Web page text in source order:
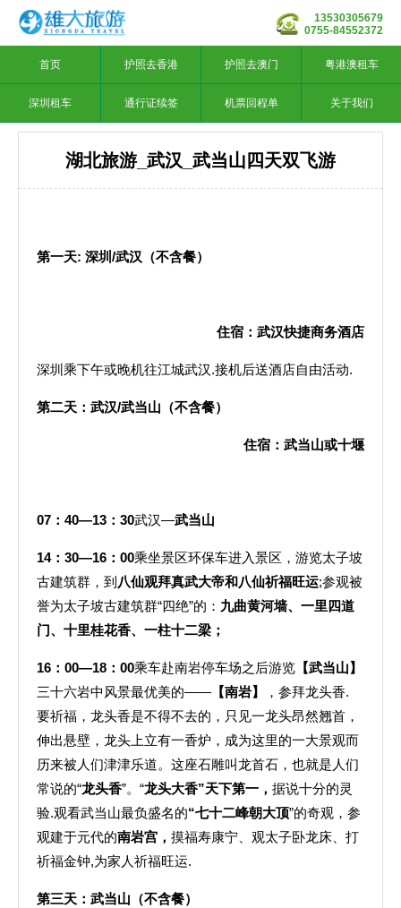
13530305679
0755-84552372
首页 护照去香港 护照去澳门 粤港澳租车
深圳租车 通行证续签 机票回程单 关于我们
湖北旅游_武汉_武当山四天双飞游
第一天: 深圳 /武汉（不含餐）
住宿：武汉快捷商务酒店
深圳乘下午或晚机往江城武汉.接机后送酒店自由活动.
第二天：武汉/武当山（不含餐）
住宿：武当山或十堰
07 ： 40—13 ： 30武汉—武当山
14： 30—16 ： 00乘坐景区环保车进入景区，游览太子坡
古建筑群，到 八仙观拜真武大帝和八仙祈福旺运;参观被
誉为太子坡古建筑群“四绝”的： 九曲黄河墙、一里四道
门、十里桂花香、一柱十二梁；
16 ： 00—18 ： 00乘车赴南岩停车场之后游览 【武当山】
三十六岩中风景最优美的—— 【南岩】
，参拜龙头香.
要祈福，龙头香是不得不去的，只见一龙头昂然翘首，
伸出悬壁，龙头上立有一香炉，成为这里的一大景观而
历来被人们津津乐道。这座石雕叫龙首石，也就是人们
常说的“龙头香”。“龙头大香”天下第一， 据说十分的灵
验.观看武当山最负盛名的“七十二峰朝大顶”的奇观，参
观建于元代的南岩宫， 摸福寿康宁、观太子卧龙床、打
祈福金钟,为家人祈福旺运.
第三天：武当山（不含餐）